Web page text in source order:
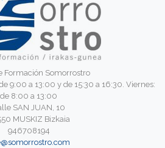
Formación Somorrostro
9:00 a 13:00 y de 15:30 a 16:30. Viernes:
de 8:00 a 13:00
SAN JUAN, 10
MUSKIZ Bizkaia
946708194